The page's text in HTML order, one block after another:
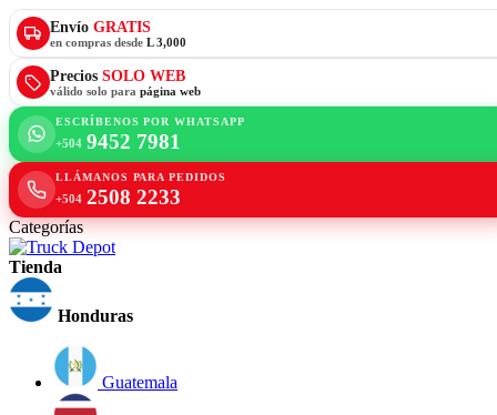
Envío GRATIS
en compras desde L 3,000
Precios SOLO WEB
válido solo para página web
ESCRÍBENOS POR WHATSAPP
+504 9452 7981
LLÁMANOS PARA PEDIDOS
+504 2508 2233
Categorías
Tienda
Honduras
Guatemala